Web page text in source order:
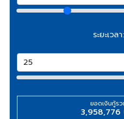
ระยะเวลา:
ยอดเงินกู้ร
3,958,776